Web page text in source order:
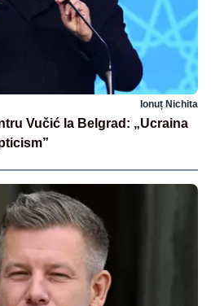
Ionuț Nichita
Vučić la Belgrad: „Ucraina